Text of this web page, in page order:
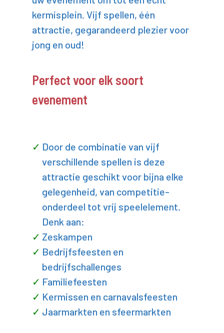
kermisplein. Vijf spellen, één
attractie, gegarandeerd plezier voor
jong en oud!
Perfect voor elk soort
evenement
Door de combinatie van vijf
verschillende spellen is deze
attractie geschikt voor bijna elke
gelegenheid, van competitie-
onderdeel tot vrij speelelement.
Denk aan:
Zeskampen
Bedrijfsfeesten en
bedrijfschallenges
Familiefeesten
Kermissen en carnavalsfeesten
Jaarmarkten en sfeermarkten